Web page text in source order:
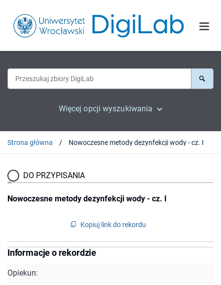
Więcej opcji wyszukiwania
Strona główna Nowoczesne metody dezynfekcji wody - cz. I
DO PRZYPISANIA
Nowoczesne metody dezynfekcji wody - cz. I
Kopiuj link do rekordu
Informacje o rekordzie
Opiekun: